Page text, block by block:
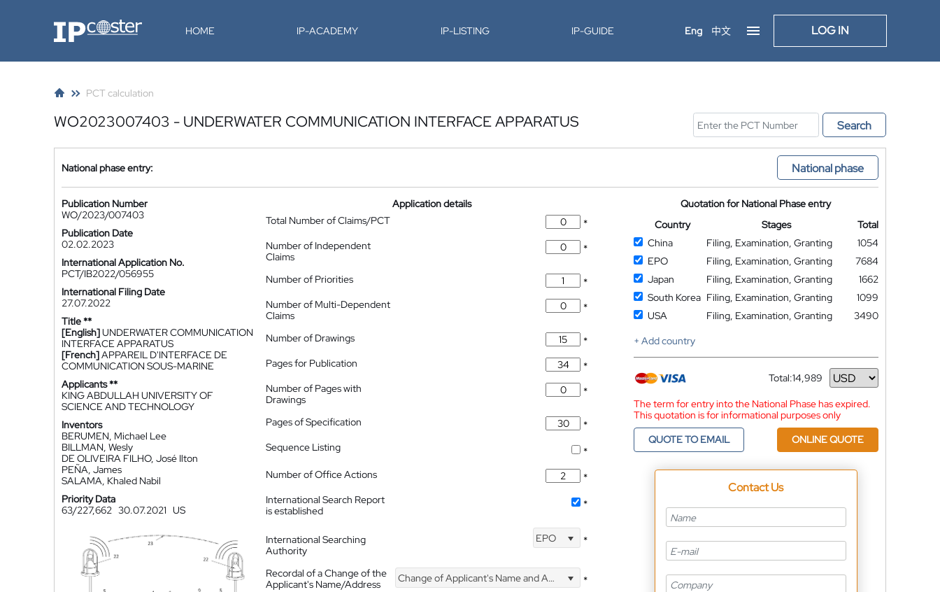
IP-Coster HOME IP-ACADEMY IP-LISTING IP-GUIDE Eng 中文 LOG IN
PCT calculation
WO2023007403 - UNDERWATER COMMUNICATION INTERFACE APPARATUS Search
National phase entry: National phase
Publication Number
WO/2023/007403
Publication Date
02.02.2023
International Application No.
PCT/IB2022/056955
International Filing Date
27.07.2022
Title **
[English]UNDERWATER COMMUNICATION
INTERFACE APPARATUS
[French]APPAREIL D'INTERFACE DE
COMMUNICATION SOUS-MARINE
Applicants **
KING ABDULLAH UNIVERSITY OF
SCIENCE AND TECHNOLOGY
Inventors
BERUMEN, Michael Lee
BILLMAN, Wesly
DE OLIVEIRA FILHO, José Ilton
PEÑA, James
SALAMA, Khaled Nabil
Priority Data
63/227,662 30.07.2021 US
Application details
Total Number of Claims/PCT
*
Number of Independent
Claims
*
Number of Priorities
*
Number of Multi-Dependent
Claims
*
Number of Drawings
*
Pages for Publication
*
Number of Pages with
Drawings
*
Pages of Specification
*
Sequence Listing
*
Number of Office Actions
*
International Search Report
is established
*
International Searching
Authority
EPO *
Recordal of a Change of the
Applicant's Name/Address
Change of Applicant's Name and Address *
Quotation for National Phase entry
Country
Stages
Total
China
Filing, Examination, Granting
1054
EPO
Filing, Examination, Granting
7684
Japan
Filing, Examination, Granting
1662
South Korea Filing, Examination, Granting
1099
USA
Filing, Examination, Granting
3490
+ Add country
Total:14,989
Currency
The term for entry into the National Phase has expired.
This quotation is for informational purposes only
QUOTE TO EMAIL
ONLINE QUOTE
Contact Us